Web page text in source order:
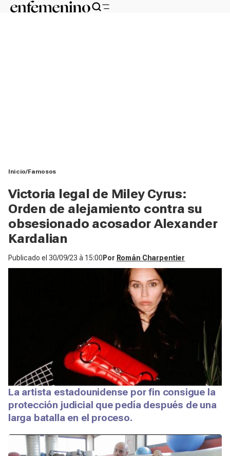
Inicio Famosos
Victoria legal de Miley Cyrus:
Orden de alejamiento contra su
obsesionado acosador Alexander
Kardalian
Publicado el 30/09/23 à 15:00 Por Román Charpentier
La artista estadounidense por fin consigue la
protección judicial que pedía después de una
larga batalla en el proceso.